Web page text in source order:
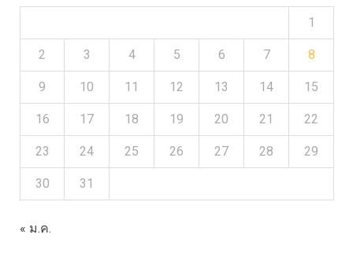
1
2 3 4 5 6 7 8
9 10 11 12 13 14 15
16 17 18 19 20 21 22
23 24 25 26 27 28 29
30 31
« ม.ค.